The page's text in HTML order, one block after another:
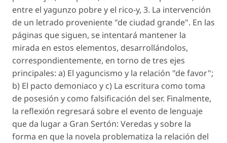
entre el yagunzo pobre y el rico-y, 3. La intervención
de un letrado proveniente "de ciudad grande". En las
páginas que siguen, se intentará mantener la
mirada en estos elementos, desarrollándolos,
correspondientemente, en torno de tres ejes
principales: a) El yaguncismo y la relación "de favor";
b) El pacto demoniaco y c) La escritura como toma
de posesión y como falsificación del ser. Finalmente,
la reflexión regresará sobre el evento de lenguaje
que da lugar a Gran Sertón: Veredas y sobre la
forma en que la novela problematiza la relación del